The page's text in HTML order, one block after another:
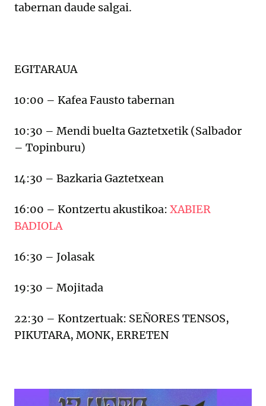
tabernan daude salgai.
EGITARAUA
10:00 – Kafea Fausto tabernan
10:30 – Mendi buelta Gaztetxetik (Salbador
– Topinburu)
14:30 – Bazkaria Gaztetxean
16:00 – Kontzertu akustikoa: XABIER
BADIOLA
16:30 – Jolasak
19:30 – Mojitada
22:30 – Kontzertuak: SEÑORES TENSOS,
PIKUTARA, MONK, ERRETEN